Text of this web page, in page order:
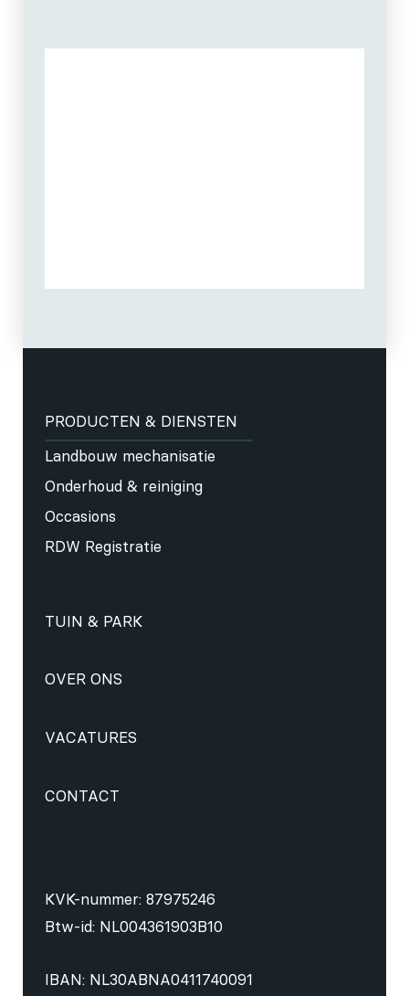
PRODUCTEN & DIENSTEN
Landbouw mechanisatie
Onderhoud & reiniging
Occasions
RDW Registratie
TUIN & PARK
OVER ONS
VACATURES
CONTACT
KVK-nummer: 87975246
Btw-id: NL004361903B10
IBAN: NL30ABNA0411740091